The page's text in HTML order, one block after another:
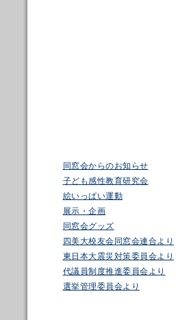
同窓会からのお知らせ
子ども感性教育研究会
絵いっぱい運動
展示・企画
同窓会グッズ
四美大校友会同窓会連合より
東日本大震災対策委員会より
代議員制度推進委員会より
選挙管理委員会より